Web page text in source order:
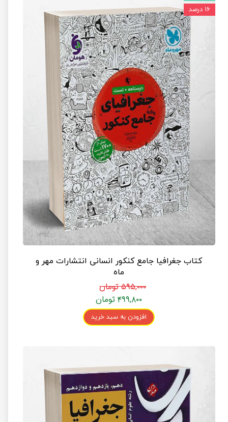
کتاب جغرافیا جامع کنکور انسانی انتشارات مهر و
ماه
۵۹۵,۰۰۰ تومان
۴۹۹,۸۰۰ تومان
افزودن به سبد خرید
۱۶ درصد